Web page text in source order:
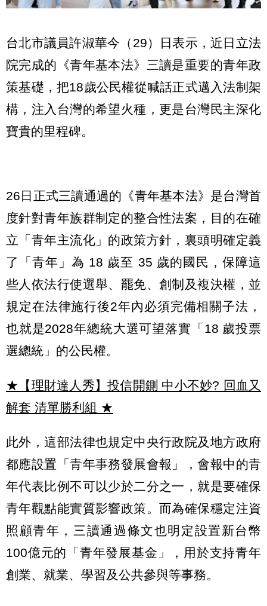
台北市議員許淑華今（29）日表示，近日立法
院完成的《青年基本法》三讀是重要的青年政
策基礎，把18歲公民權從喊話正式邁入法制架
構，注入台灣的希望火種，更是台灣民主深化
寶貴的里程碑。
26日正式三讀通過的《青年基本法》是台灣首
度針對青年族群制定的整合性法案，目的在確
立「青年主流化」的政策方針，裏頭明確定義
了「青年」為 18 歲至 35 歲的國民，保障這
些人依法行使選舉、罷免、創制及複決權，並
規定在法律施行後2年內必須完備相關子法，
也就是2028年總統大選可望落實「18 歲投票
選總統」的公民權。
★【理財達人秀】投信開鍘 中小不妙? 回血又
解套 清單勝利組 ★
此外，這部法律也規定中央行政院及地方政府
都應設置「青年事務發展會報」，會報中的青
年代表比例不可以少於二分之一，就是要確保
青年觀點能實質影響政策。而為確保穩定注資
照顧青年，三讀通過條文也明定設置新台幣
100億元的「青年發展基金」，用於支持青年
創業、就業、學習及公共參與等事務。